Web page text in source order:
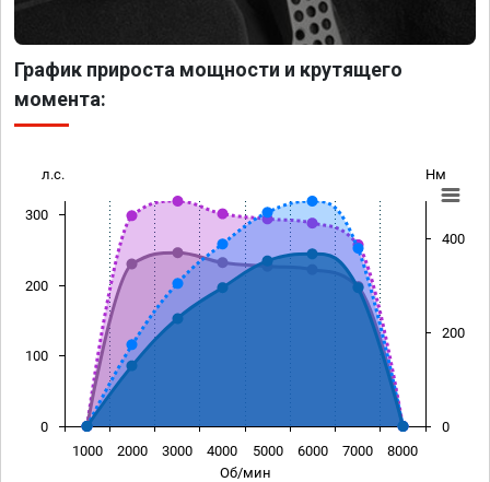
График прироста мощности и крутящего
момента:
Об/мин
л.с. Нм
1000 2000 3000 4000 5000 6000 7000 8000
0
100
200
300
0
200
400